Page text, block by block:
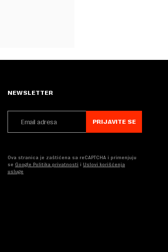
NEWSLETTER
PRIJAVITE SE
Ova stranica je zaštićena sa reCAPTCHA i primenjuju
se Google Politika privatnosti i Uslovi korišćenja
usluge